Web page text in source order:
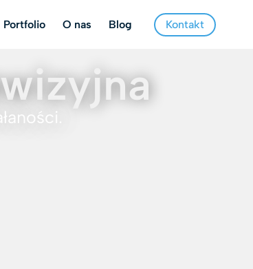
Portfolio O nas Blog Kontakt